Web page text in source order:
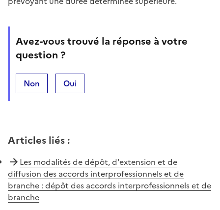
Avez-vous trouvé la réponse à votre
question ?
Non Oui
Articles liés :
Les modalités de dépôt, d'extension et de
diffusion des accords interprofessionnels et de
branche : dépôt des accords interprofessionnels et de
branche